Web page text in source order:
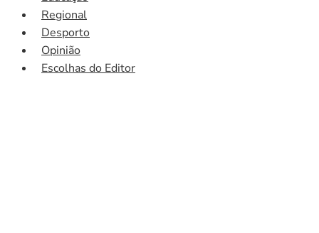
Regional
Desporto
Opinião
Escolhas do Editor